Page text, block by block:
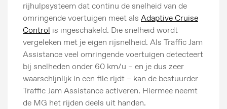
rijhulpsysteem dat continu de snelheid van de
omringende voertuigen meet als Adaptive Cruise
Control is ingeschakeld. Die snelheid wordt
vergeleken met je eigen rijsnelheid. Als Traffic Jam
Assistance veel omringende voertuigen detecteert
bij snelheden onder 60 km/u – en je dus zeer
waarschijnlijk in een file rijdt – kan de bestuurder
Traffic Jam Assistance activeren. Hiermee neemt
de MG het rijden deels uit handen.